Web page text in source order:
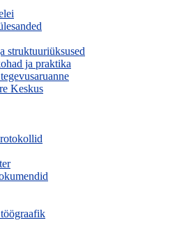
struktuuriüksused
ja praktika
Keskus